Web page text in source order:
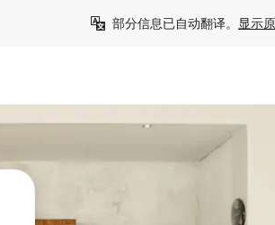
部分信息已自动翻译。 显示